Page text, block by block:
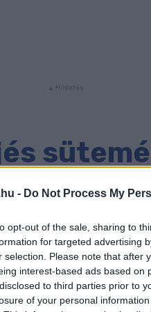
- Do Not Process My
opt-out of the sale, sharing to
for targeted advertising
selection. Please note that after
interest-based ads based
to third parties prior to
of your personal
gazdag! 500
és 30 gramm
piros
szép aranybarna lesz.